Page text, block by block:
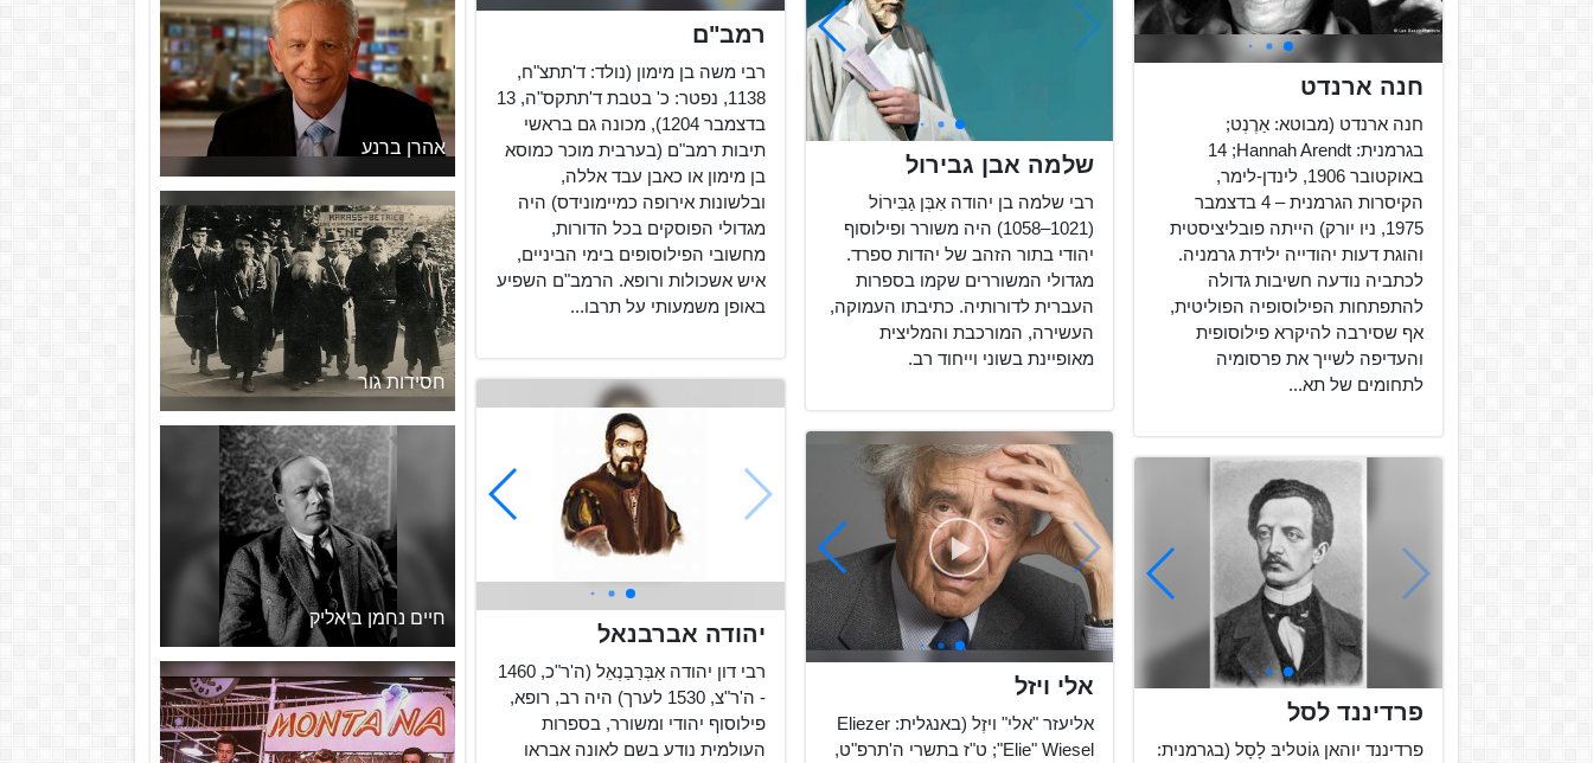
רמב"ם
רבי משה בן מימון (נולד: ד'תתצ"ח,
1138, נפטר: כ' בטבת ד'תתקס"ה, 13
בדצמבר 1204), מכונה גם בראשי
תיבות רמב"ם (בערבית מוכר כמוסא
בן מימון או כאבן עבד אללה,
ובלשונות אירופה כמיימונידס) היה
מגדולי הפוסקים בכל הדורות,
מחשובי הפילוסופים בימי הביניים,
איש אשכולות ורופא. הרמב"ם השפיע
באופן משמעותי על תרבו...
חנה ארנדט
חנה ארנדט (מבוטא: אַרֶנְט;
בגרמנית: Hannah Arendt;‏ 14
באוקטובר 1906, לינדן-לימר,
הקיסרות הגרמנית – 4 בדצמבר
1975, ניו יורק) הייתה פובליציסטית
והוגת דעות יהודייה ילידת גרמניה.
לכתביה נודעה חשיבות גדולה
להתפתחות הפילוסופיה הפוליטית,
אף שסירבה להיקרא פילוסופית
והעדיפה לשייך את פרסומיה
לתחומים של תא...
שלמה אבן גבירול
רבי שלמה בן יהודה אִבְּן גַבִּירוֹל
(1021–1058) היה משורר ופילוסוף
יהודי בתור הזהב של יהדות ספרד.
מגדולי המשוררים שקמו בספרות
העברית לדורותיה. כתיבתו העמוקה,
העשירה, המורכבת והמליצית
מאופיינת בשוני וייחוד רב.
יהודה אברבנאל
רבי דון יהודה אַבְּרַבַנְאֵל (ה'ר"כ, 1460
- ה'ר"צ, 1530 לערך) היה רב, רופא,
פילוסוף יהודי ומשורר, בספרות
העולמית נודע בשם לאונה אבראו
אלי ויזל
אליעזר "אלי" ויזֶל (באנגלית: Eliezer
"Elie" Wiesel;‏ ט"ז בתשרי ה'תרפ"ט,
פרדיננד לסל
פרדיננד יוהאן גוֹטליבּ לָסָל (בגרמנית:
אהרן ברנע
חסידות גור
חיים נחמן ביאליק